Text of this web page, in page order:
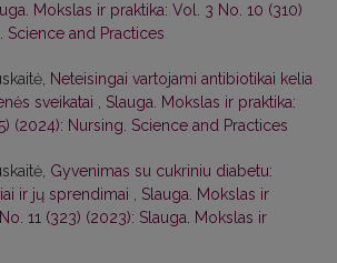
Mokslas ir praktika: Vol. 3 No. 10 (310)
Science and Practices
Neteisingai vartojami antibiotikai kelia
sveikatai , Slauga. Mokslas ir praktika:
(2024): Nursing. Science and Practices
Gyvenimas su cukriniu diabetu:
ir jų sprendimai , Slauga. Mokslas ir
11 (323) (2023): Slauga. Mokslas ir